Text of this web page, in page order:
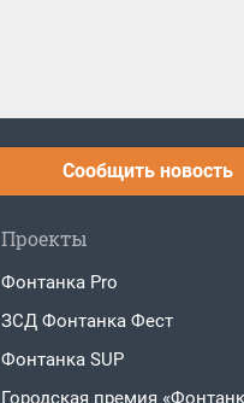
Сообщить новость
Проекты
Фонтанка Pro
ЗСД Фонтанка Фест
Фонтанка SUP
Городская премия